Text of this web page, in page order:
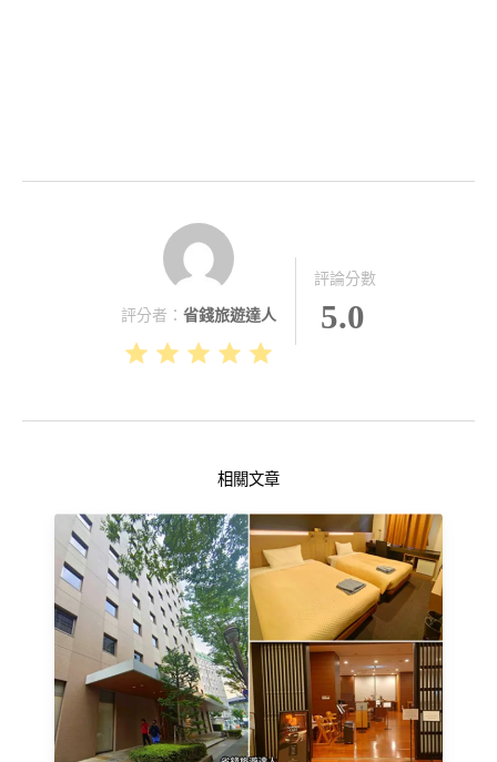
評分者： 省錢旅遊達人
評論分數
5.0
相關文章